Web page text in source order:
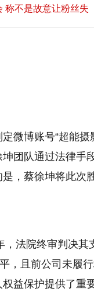
称不是故意让粉丝失
称不是故意让粉丝失
微博账号“超能摄
坤团队通过法律手
，蔡徐坤将此次
，法院终审判决其
，且前公司未履
益保护提供了重